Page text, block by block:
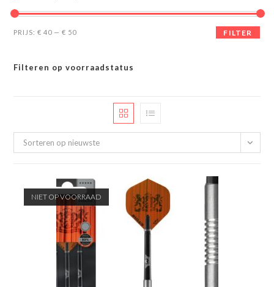
Min.
Max.
FILTER
PRIJS:€ 40 —€ 50
Filteren op voorraadstatus
Sorteren op nieuwste
NIET OP VOORRAAD